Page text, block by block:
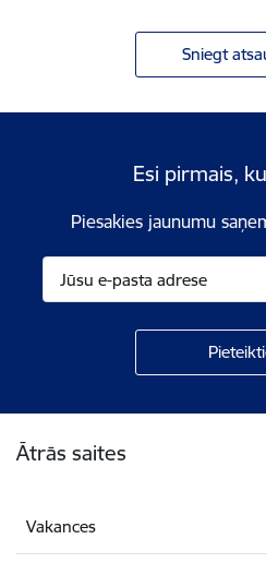
Sniegt
Esi pirmais,
Piesakies jaunumu
Ātrās saites
Vakances